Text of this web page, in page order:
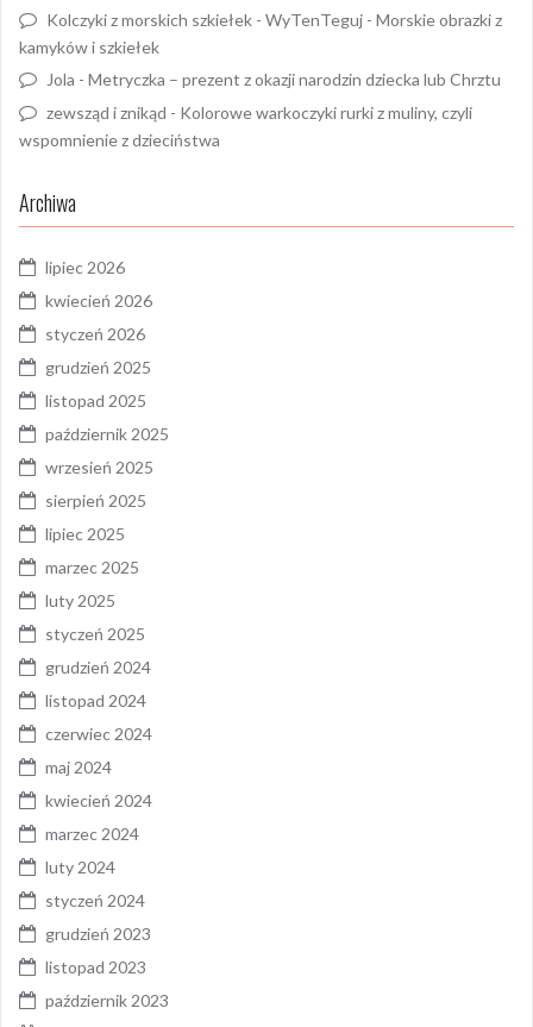
Kolczyki z morskich szkiełek - WyTenTeguj - Morskie obrazki z
kamyków i szkiełek
Jola - Metryczka – prezent z okazji narodzin dziecka lub Chrztu
zewsząd i znikąd - Kolorowe warkoczyki rurki z muliny, czyli
wspomnienie z dzieciństwa
Archiwa
lipiec 2026
kwiecień 2026
styczeń 2026
grudzień 2025
listopad 2025
październik 2025
wrzesień 2025
sierpień 2025
lipiec 2025
marzec 2025
luty 2025
styczeń 2025
grudzień 2024
listopad 2024
czerwiec 2024
maj 2024
kwiecień 2024
marzec 2024
luty 2024
styczeń 2024
grudzień 2023
listopad 2023
październik 2023